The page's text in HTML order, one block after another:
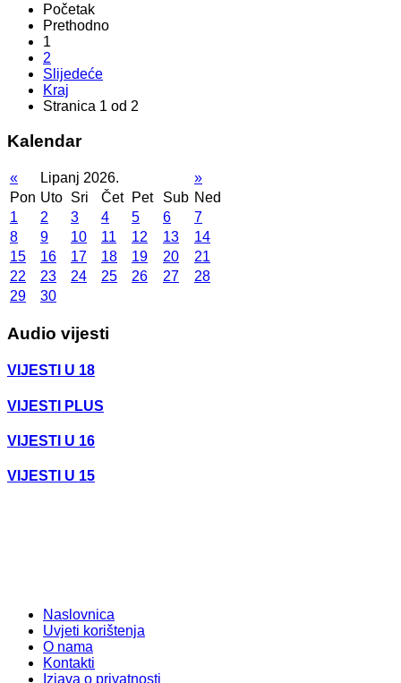
Početak
Prethodno
1
2
Slijedeće
Kraj
Stranica 1 od 2
Kalendar
« Lipanj 2026.
»
Pon Uto Sri Čet Pet Sub Ned
1
2 3 4 5 6
7
8
9 10 11 12 13
14
15
16 17 18 19 20
21
22
23 24 25 26 27
28
29
30
Audio vijesti
VIJESTI U 18
VIJESTI PLUS
VIJESTI U 16
VIJESTI U 15
Naslovnica
Uvjeti korištenja
O nama
Kontakti
Izjava o privatnosti